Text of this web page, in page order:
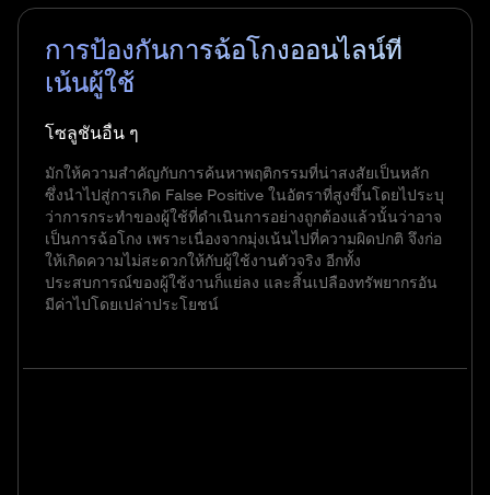
การป้องกันการฉ้อโกงออนไลน์ที่
เน้นผู้ใช้
โซลูชันอื่น ๆ
มักให้ความสำคัญกับการค้นหาพฤติกรรมที่น่าสงสัยเป็นหลัก
ซึ่งนำไปสู่การเกิด False Positive ในอัตราที่สูงขึ้นโดยไประบุ
ว่าการกระทำของผู้ใช้ที่ดำเนินการอย่างถูกต้องแล้วนั้นว่าอาจ
เป็นการฉ้อโกง เพราะเนื่องจากมุ่งเน้นไปที่ความผิดปกติ จึงก่อ
ให้เกิดความไม่สะดวกให้กับผู้ใช้งานตัวจริง อีกทั้ง
ประสบการณ์ของผู้ใช้งานก็แย่ลง และสิ้นเปลืองทรัพยากรอัน
มีค่าไปโดยเปล่าประโยชน์